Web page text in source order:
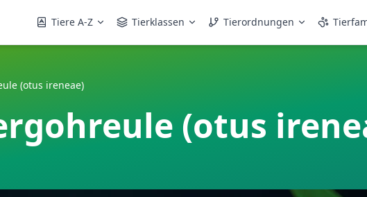
Tiere A-Z Tierklassen Tierordnungen
(otus ireneae)
(otus